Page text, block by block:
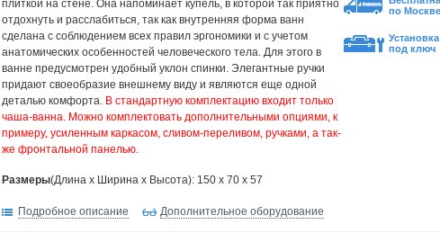
плиткой на стене. Она напоминает купель, в которой так приятно
отдохнуть и расслабиться, так как внутренняя форма ванн
сделана с соблюдением всех правил эргономики и с учетом
анатомических особенностей человеческого тела. Для этого в
ванне предусмотрен удобный уклон спинки. Элегантные ручки
придают своеобразие внешнему виду и являются еще одной
деталью комфорта. В стандартную комплектацию входит только
чаша-ванна. Можно комплектовать дополнительными опциями, к
примеру, усиленным каркасом, сливом-переливом, ручками, а так-
же фронтальной панелью.
Размеры(Длина х Ширина х Высота): 150 x 70 x 57
по Москве
под ключ
Подробное описание Дополнительное оборудование